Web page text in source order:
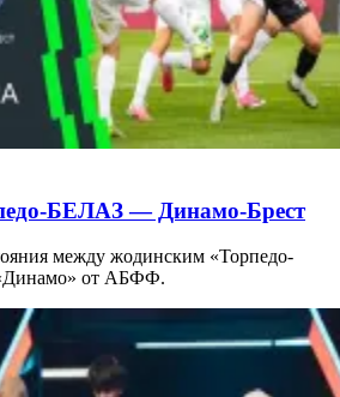
БЕЛАЗ — Динамо-Брест
между жодинским «Торпедо-
от АБФФ.